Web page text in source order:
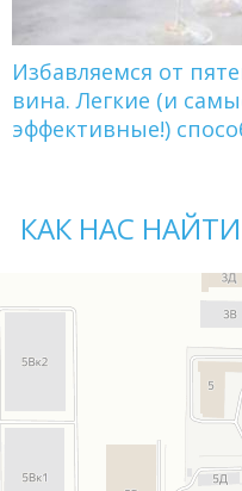
Избавляемся от
вина. Легкие (и
эффективные!)
КАК НАС НАЙТИ